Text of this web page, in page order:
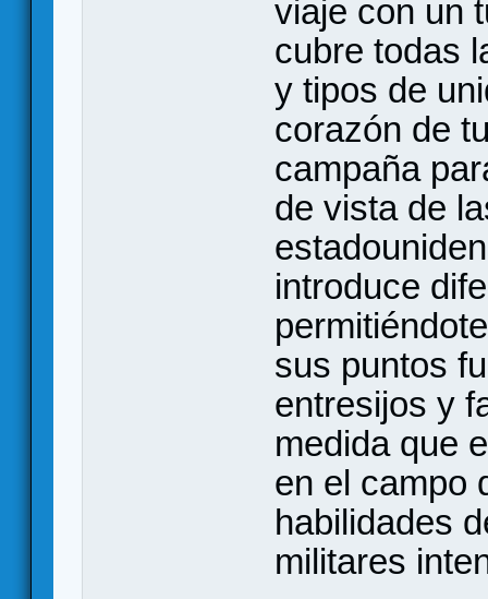
viaje con un
cubre todas
y tipos de
corazón de
campaña
de vista de
introduce
sus puntos
entresijos y
medida que
en el campo
habilidades
militares